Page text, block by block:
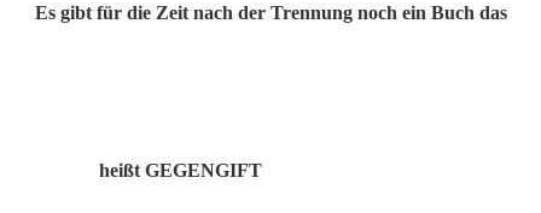
Es gibt für die Zeit nach der Trennung noch ein Buch das
heißt GEGENGIFT